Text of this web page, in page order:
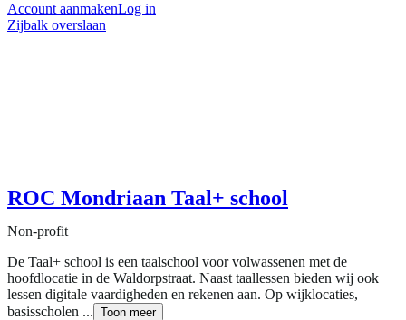
Account aanmakenLog in
Zijbalk overslaan
ROC Mondriaan Taal+ school
Non-profit
De Taal+ school is een taalschool voor volwassenen met de
hoofdlocatie in de Waldorpstraat. Naast taallessen bieden wij ook
lessen digitale vaardigheden en rekenen aan. Op wijklocaties,
basisscholen ... Toon meer